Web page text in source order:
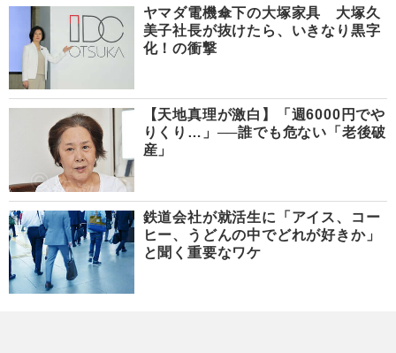
ヤマダ電機傘下の大塚家具 大塚久
美子社長が抜けたら、いきなり黒字
化！の衝撃
【天地真理が激白】「週6000円でや
りくり…」──誰でも危ない「老後破
産」
鉄道会社が就活生に「アイス、コー
ヒー、うどんの中でどれが好きか」
と聞く重要なワケ